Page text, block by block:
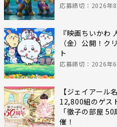
応募締切：2026年
『映画ちいかわ
（金）公開！ク
ト
応募締切：2026年
【ジェイアール
12,800組のゲス
「徹子の部屋
催！